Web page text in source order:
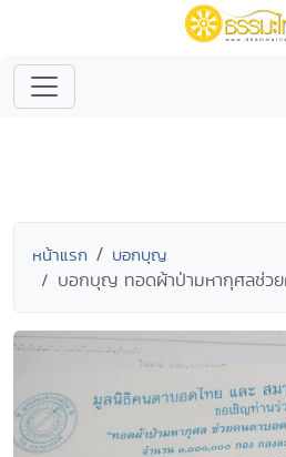
หน้าแรก บอกบุญ
บอกบุญ ทอดผ้าป่ามหากุศลช่ว